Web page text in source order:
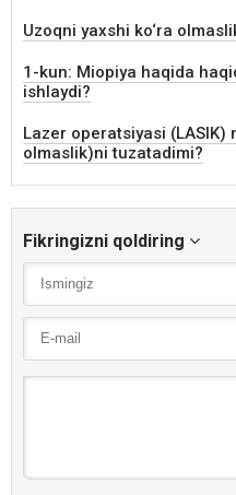
Uzoqni yaxshi ko‘ra
1-kun: Miopiya haqida
ishlaydi?
Lazer operatsiyasi (LASIK)
olmaslik)ni tuzatadimi?
Fikringizni qoldiring